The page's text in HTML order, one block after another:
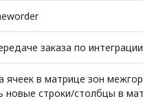
заказа по
ячеек в матрице зон
новые строки/столбцы в